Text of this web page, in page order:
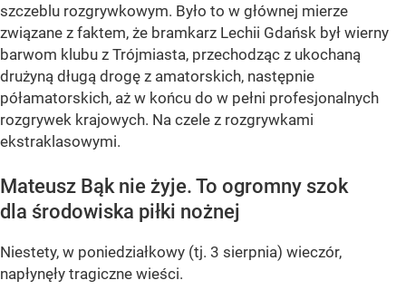
szczeblu rozgrywkowym. Było to w głównej mierze
związane z faktem, że bramkarz Lechii Gdańsk był wierny
barwom klubu z Trójmiasta, przechodząc z ukochaną
drużyną długą drogę z amatorskich, następnie
półamatorskich, aż w końcu do w pełni profesjonalnych
rozgrywek krajowych. Na czele z rozgrywkami
ekstraklasowymi.
Mateusz Bąk nie żyje. To ogromny szok
dla środowiska piłki nożnej
Niestety, w poniedziałkowy (tj. 3 sierpnia) wieczór,
napłynęły tragiczne wieści.